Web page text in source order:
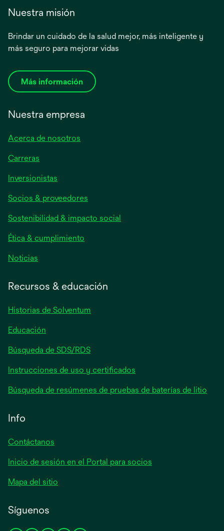
Nuestra misión
Brindar un cuidado de la salud mejor, más inteligente y
más seguro para mejorar vidas
Más información
Nuestra empresa
Acerca de nosotros
Carreras
Inversionistas
en
una
pestaña
nueva
Socios & proveedores
Sostenibilidad & impacto social
Ética & cumplimiento
Noticias
pestaña
Recursos & educación
Historias de Solventum
Educación
Búsqueda de SDS/RDS
Instrucciones de uso y certificados
Búsqueda de resúmenes de pruebas de baterías de litio
Info
Contáctanos
Inicio de sesión en el Portal para socios
Mapa del sitio
Síguenos